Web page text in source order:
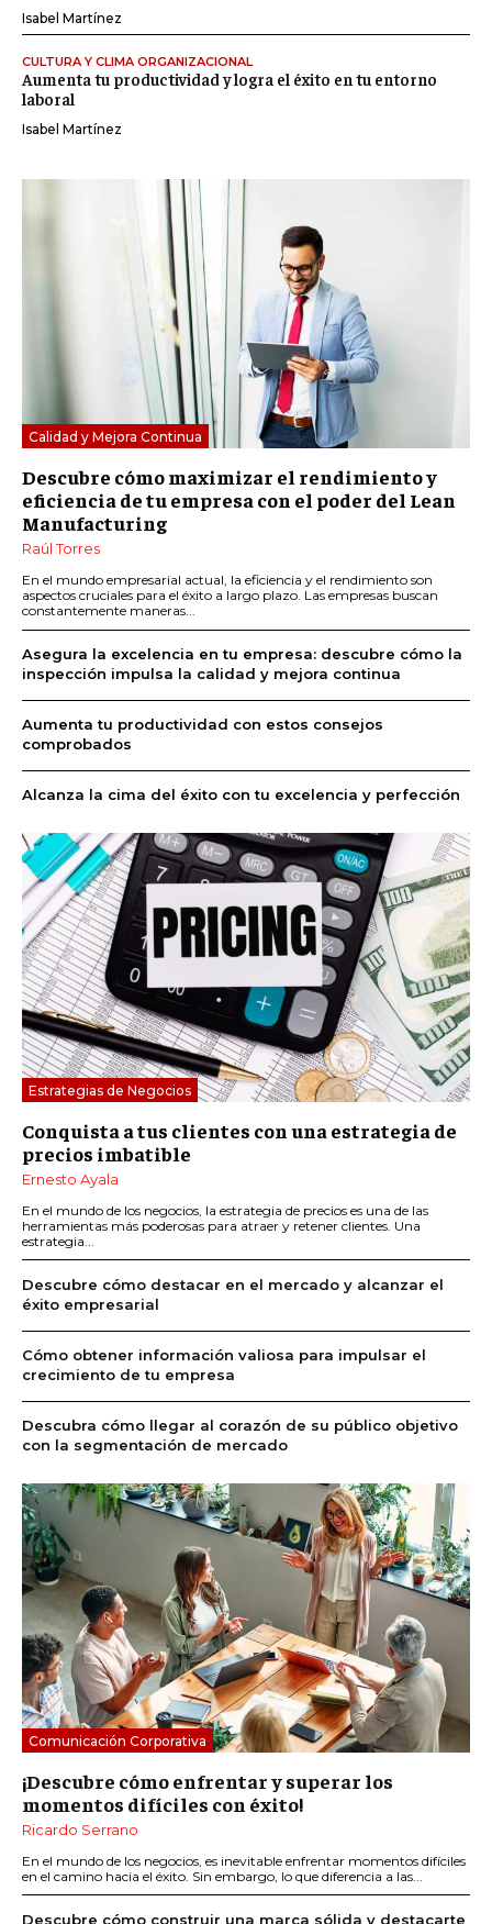
Isabel Martínez
CULTURA Y CLIMA ORGANIZACIONAL
Aumenta tu productividad y logra el éxito en tu entorno
laboral
Isabel Martínez
Calidad y Mejora Continua
Descubre cómo maximizar el rendimiento y
eficiencia de tu empresa con el poder del Lean
Manufacturing
Raúl Torres
En el mundo empresarial actual, la eficiencia y el rendimiento son
aspectos cruciales para el éxito a largo plazo. Las empresas buscan
constantemente maneras...
Asegura la excelencia en tu empresa: descubre cómo la
inspección impulsa la calidad y mejora continua
Aumenta tu productividad con estos consejos
comprobados
Alcanza la cima del éxito con tu excelencia y perfección
Estrategias de Negocios
Conquista a tus clientes con una estrategia de
precios imbatible
Ernesto Ayala
En el mundo de los negocios, la estrategia de precios es una de las
herramientas más poderosas para atraer y retener clientes. Una
estrategia...
Descubre cómo destacar en el mercado y alcanzar el
éxito empresarial
Cómo obtener información valiosa para impulsar el
crecimiento de tu empresa
Descubra cómo llegar al corazón de su público objetivo
con la segmentación de mercado
Comunicación Corporativa
¡Descubre cómo enfrentar y superar los
momentos difíciles con éxito!
Ricardo Serrano
En el mundo de los negocios, es inevitable enfrentar momentos difíciles
en el camino hacia el éxito. Sin embargo, lo que diferencia a las...
Descubre cómo construir una marca sólida y destacarte